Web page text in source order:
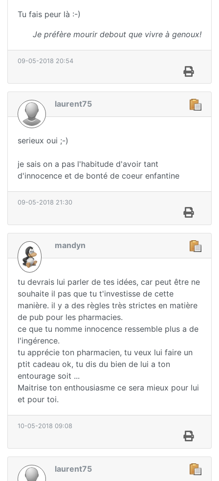
Tu fais peur là :-)
Je préfère mourir debout que vivre à genoux!
09-05-2018 20:54
laurent75
serieux oui ;-)
je sais on a pas l'habitude d'avoir tant
d'innocence et de bonté de coeur enfantine
09-05-2018 21:30
mandyn
tu devrais lui parler de tes idées, car peut être ne
souhaite il pas que tu t'investisse de cette
manière. il y a des règles très strictes en matière
de pub pour les pharmacies.
ce que tu nomme innocence ressemble plus a de
l'ingérence.
tu apprécie ton pharmacien, tu veux lui faire un
ptit cadeau ok, tu dis du bien de lui a ton
entourage soit ...
Maitrise ton enthousiasme ce sera mieux pour lui
et pour toi.
10-05-2018 09:08
laurent75